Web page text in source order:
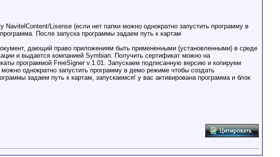
Lisense (если нет папки можно однократно запустить программу в
После запуска программы задаем путь к картам
дающий право приложениям быть примененными (установленными) в среде
и выдается компанией Symbian. Получить сертификат можно на
программой FreeSigner v.1.01. Запускаем подписанную версию и копируем
однократно запустить программу в демо режиме чтобы создать
задаем путь к картам, запускаемся! у вас активирована программа и блок